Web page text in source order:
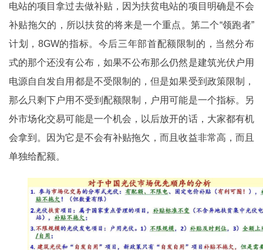
电站的项目拿过去做补贴，因为扶贫电站的项目明确是不会
补贴拖欠的，所以扶贫的将来是一个重点。第二个“领跑者”
计划，8GW的指标。今后三年部首配额限制的，当然分布
式的那个还没有公布，如果不公布那么仍然是建筑光伏户用
电源自自发自用都是不受限制的，但是如果受到政策限制，
那么只剩下户用不受到配额限制，户用可能是一个指标。另
外市场化交易可能是一个机会，以后放开的话，大家都有机
会拿到。因为它是不会有补贴拖欠，而且收益非常高，而且
单独给配额。